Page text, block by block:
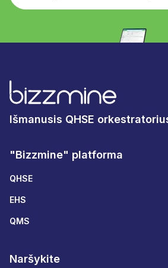
Išmanusis QHSE
"Bizzmine" platforma
QHSE
EHS
QMS
Naršykite